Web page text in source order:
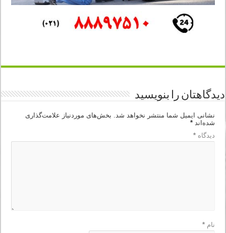
دیدگاهتان را بنویسید
نشانی ایمیل شما منتشر نخواهد شد. بخش‌های موردنیاز علامت‌گذاری
شده‌اند*
دیدگاه*
نام*